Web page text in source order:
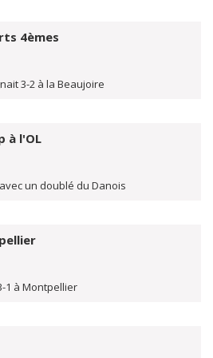
4èmes
3-2 à la Beaujoire
à l'OL
un doublé du Danois
1 à Montpellier